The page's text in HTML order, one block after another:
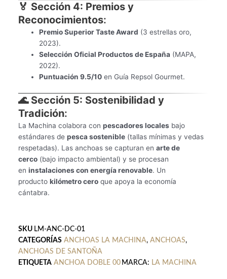
🏅 Sección 4: Premios y
Reconocimientos:
Premio Superior Taste Award (3 estrellas oro,
2023).
Selección Oficial Productos de España(MAPA,
2022).
Puntuación 9.5/10en Guía Repsol Gourmet.
🌊 Sección 5: Sostenibilidad y
Tradición:
La Machina colabora con pescadores localesbajo
estándares de pesca sostenible(tallas mínimas y vedas
respetadas). Las anchoas se capturan en arte de
cerco(bajo impacto ambiental) y se procesan
en instalaciones con energía renovable. Un
producto kilómetro ceroque apoya la economía
cántabra.
SKU LM-ANC-DC-01
CATEGORÍAS ANCHOAS LA MACHINA, ANCHOAS,
ANCHOAS DE SANTOÑA
ETIQUETA ANCHOA DOBLE 00 MARCA: LA MACHINA